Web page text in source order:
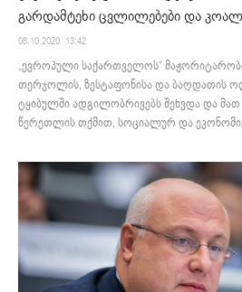
გარდამტეხი ცვლილებები და
08.10.2020. 13:42
„ევროპული საქართველოს“
თერჯოლის, ზესტაფონისა და ბაღდათის
ტყიბულში ადგილობრივებს შეხვდა და
წერეთლის თქმით, სოციალურ და